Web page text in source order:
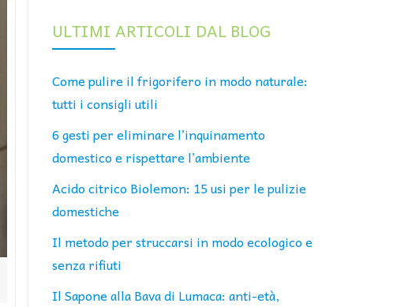
ULTIMI ARTICOLI DAL BLOG
Come pulire il frigorifero in modo naturale:
tutti i consigli utili
6 gesti per eliminare l’inquinamento
domestico e rispettare l’ambiente
Acido citrico Biolemon: 15 usi per le pulizie
domestiche
Il metodo per struccarsi in modo ecologico e
senza rifiuti
Il Sapone alla Bava di Lumaca: anti-età,